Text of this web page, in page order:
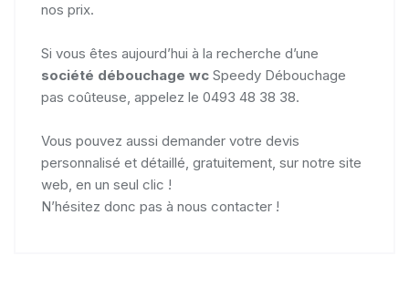
nos prix.
Si vous êtes aujourd’hui à la recherche d’une
société débouchage wc Speedy Débouchage
pas coûteuse, appelez le 0493 48 38 38.
Vous pouvez aussi demander votre devis
personnalisé et détaillé, gratuitement, sur notre site
web, en un seul clic !
N’hésitez donc pas à nous contacter !